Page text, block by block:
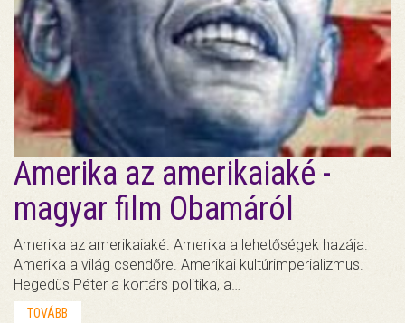
Amerika az amerikaiaké -
magyar film Obamáról
Amerika az amerikaiaké. Amerika a lehetőségek hazája.
Amerika a világ csendőre. Amerikai kultúrimperializmus.
Hegedüs Péter a kortárs politika, a…
TOVÁBB